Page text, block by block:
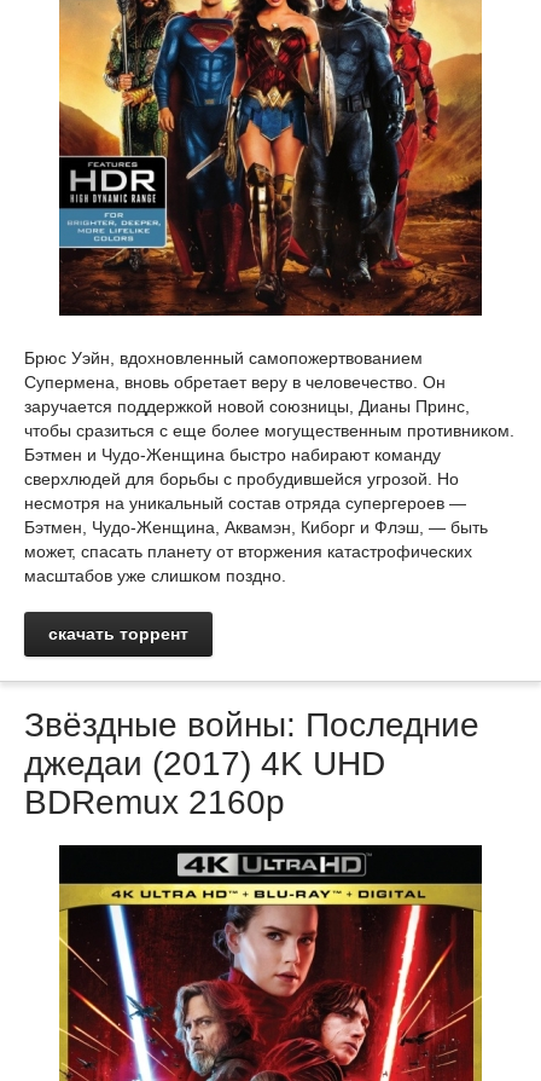
Брюс Уэйн, вдохновленный самопожертвованием
Супермена, вновь обретает веру в человечество. Он
заручается поддержкой новой союзницы, Дианы Принс,
чтобы сразиться с еще более могущественным противником.
Бэтмен и Чудо-Женщина быстро набирают команду
сверхлюдей для борьбы с пробудившейся угрозой. Но
несмотря на уникальный состав отряда супергероев —
Бэтмен, Чудо-Женщина, Аквамэн, Киборг и Флэш, — быть
может, спасать планету от вторжения катастрофических
масштабов уже слишком поздно.
скачать торрент
Звёздные войны: Последние
джедаи (2017) 4K UHD
BDRemux 2160p